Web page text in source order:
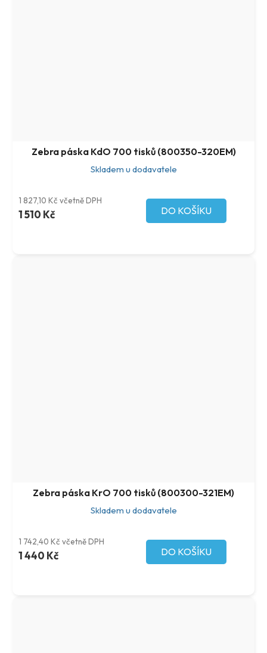
Zebra páska KdO 700 tisků (800350-320EM)
Skladem u dodavatele
1 827,10 Kč včetně DPH
1 510 Kč DO KOŠÍKU
Zebra páska KrO 700 tisků (800300-321EM)
Skladem u dodavatele
1 742,40 Kč včetně DPH
1 440 Kč DO KOŠÍKU